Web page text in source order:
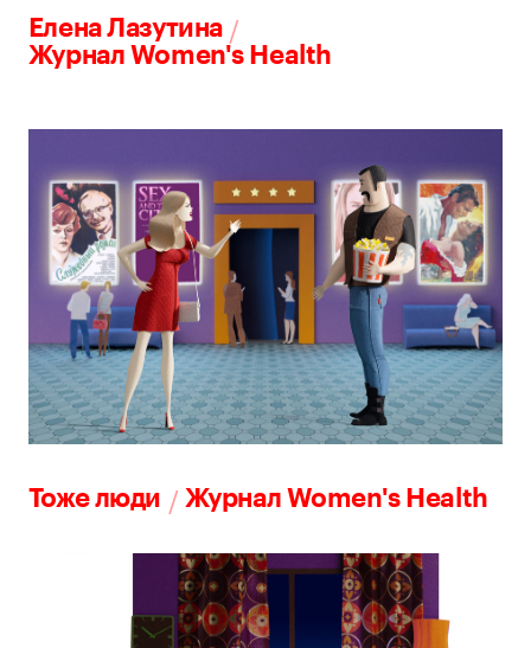
Елена Лазутина/
Журнал Women's Health
Тоже люди / Журнал Women's Health